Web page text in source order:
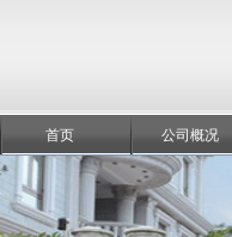
首页 公司概况